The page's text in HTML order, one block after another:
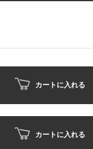
カートに入れる
カートに入れる